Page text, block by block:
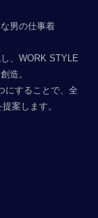
男の仕事着
、WORK STYLE
造。
にすることで、全
案します。